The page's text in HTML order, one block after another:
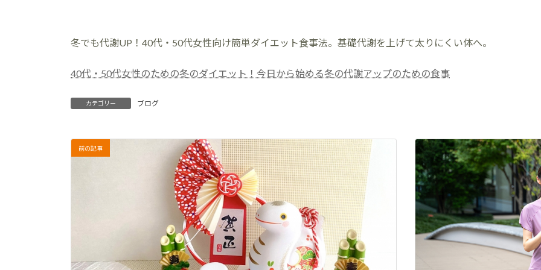
冬でも代謝UP！40代・50代女性向け簡単ダイエット食事法。基礎代謝を上げて太りにくい体へ。
40代・50代女性のための冬のダイエット！今日から始める冬の代謝アップのための食事
カテゴリー ブログ
前の記事